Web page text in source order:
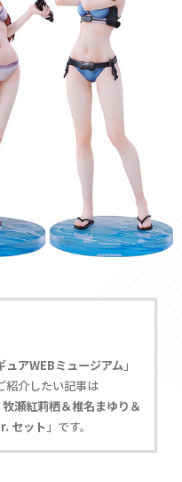
ュアWEBミュージアム」
紹介したい記事は
瀬紅莉栖＆椎名まゆり＆
セット 」です。